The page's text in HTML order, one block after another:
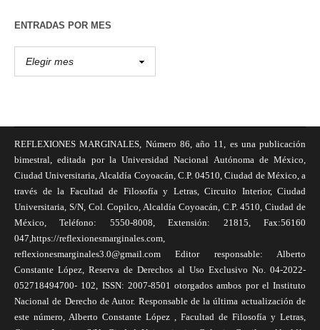
ENTRADAS POR MES
REFLEXIONES MARGINALES, Número 86, año 11, es una publicación
bimestral, editada por la Universidad Nacional Autónoma de México,
Ciudad Universitaria, Alcaldía Coyoacán, C.P. 04510, Ciudad de México, a
través de la Facultad de Filosofía y Letras, Circuito Interior, Ciudad
Universitaria, S/N, Col. Copilco, Alcaldía Coyoacán, C.P. 4510, Ciudad de
México, Teléfono: 5550-8008, Extensión: 21815, Fax:56160
047,https://reflexionesmarginales.com,
reflexionesmarginales3.0@gmail.com Editor responsable: Alberto
Constante López, Reserva de Derechos al Uso Exclusivo No. 04-2022-
052718494700- 102, ISSN: 2007-8501 otorgados ambos por el Instituto
Nacional de Derecho de Autor. Responsable de la última actualización de
este número, Alberto Constante López , Facultad de Filosofía y Letras,